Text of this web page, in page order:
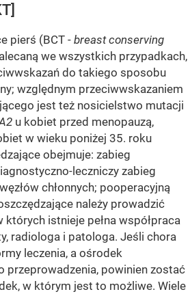
pierś (BCT - breast conserving
we wszystkich przypadkach,
do takiego sposobu
względnym przeciwwskazaniem
jest też nosicielstwo mutacji
u ko­biet przed menopauzą,
w wieku poniżej 35. roku
obejmuje: zabieg
leczniczy zabieg
chłonnych; pooperacyjną
należy prowadzić
których istnieje pełna współpraca
radiologa i patologa. Jeśli chora
leczenia, a ośrodek
przeprowadzenia, powinien zostać
w którym jest to możliwe. Wiele